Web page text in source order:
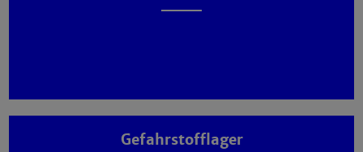
Gefahrstofflager